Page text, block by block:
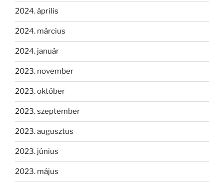
2024. április
2024. március
2024. január
2023. november
2023. október
2023. szeptember
2023. augusztus
2023. június
2023. május